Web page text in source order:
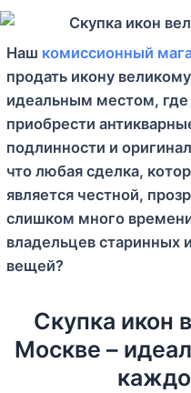
Наш комиссионный
продать икону
идеальным местом,
приобрести
подлинности и
что любая сделка,
является честной,
слишком много
владельцев старинных
вещей?
Скупка икон
Москве –